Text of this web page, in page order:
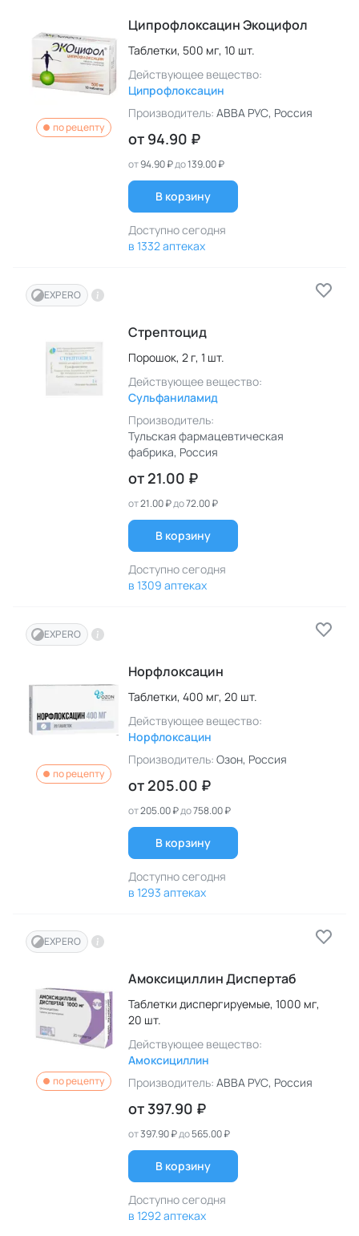
по рецепту
Ципрофлоксацин Экоцифол
Таблетки, 500 мг, 10 шт.
Действующее вещество:
Ципрофлоксацин
Производитель: АВВА РУС, Россия
от 94.90 ₽
от94.90 ₽до139.00 ₽
В корзину
Доступно сегодня
в 1332 аптеках
EXPERO
Стрептоцид
Порошок, 2 г, 1 шт.
Действующее вещество:
Сульфаниламид
Производитель:
Тульская фармацевтическая
фабрика, Россия
от 21.00 ₽
от21.00 ₽до72.00 ₽
В корзину
Доступно сегодня
в 1309 аптеках
EXPERO
по рецепту
Норфлоксацин
Таблетки, 400 мг, 20 шт.
Действующее вещество:
Норфлоксацин
Производитель: Озон, Россия
от 205.00 ₽
от205.00 ₽до758.00 ₽
В корзину
Доступно сегодня
в 1293 аптеках
EXPERO
по рецепту
Амоксициллин Диспертаб
Таблетки диспергируемые, 1000 мг,
20 шт.
Действующее вещество:
Амоксициллин
Производитель: АВВА РУС, Россия
от 397.90 ₽
от397.90 ₽до565.00 ₽
В корзину
Доступно сегодня
в 1292 аптеках